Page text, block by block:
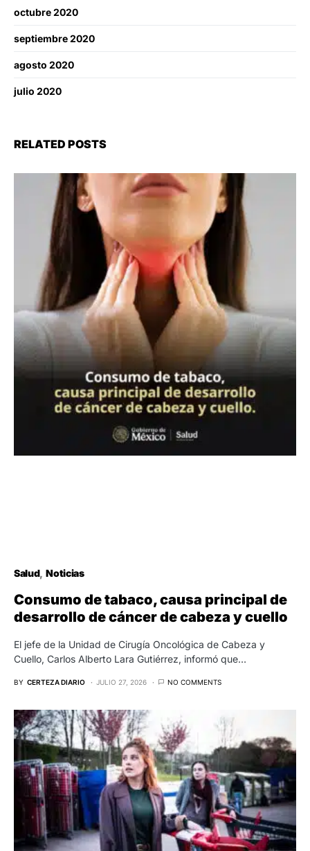
octubre 2020
septiembre 2020
agosto 2020
julio 2020
RELATED POSTS
Salud Noticias
Consumo de tabaco, causa principal de
desarrollo de cáncer de cabeza y cuello
El jefe de la Unidad de Cirugía Oncológica de Cabeza y
Cuello, Carlos Alberto Lara Gutiérrez, informó que…
BY CERTEZA DIARIO JULIO 27, 2026 NO COMMENTS